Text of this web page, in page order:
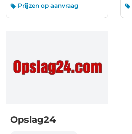
Prijzen op aanvraag
Opslag24